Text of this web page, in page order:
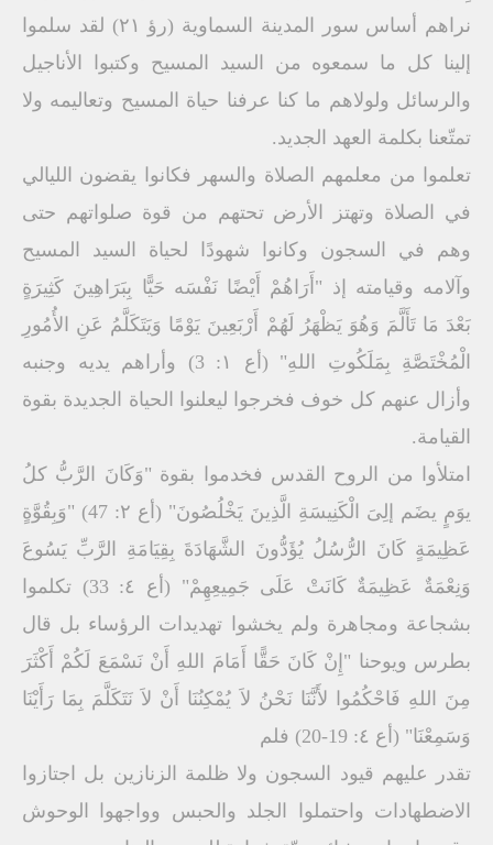
نراھم أساس سور المدینة السماویة (رؤ ۲۱) لقد سلموا
إلینا كل ما سمعوه من السید المسیح وكتبوا الأناجیل
والرسائل ولولاھم ما كنا عرفنا حیاة المسیح وتعالیمه ولا
تمتّعنا بكلمة العھد الجدید.
تعلموا من معلمھم الصلاة والسھر فكانوا یقضون اللیالي
في الصلاة وتھتز الأرض تحتھم من قوة صلواتھم حتى
وھم في السجون وكانوا شھودًا لحیاة السید المسیح
وآلامه وقیامته إذ "أَرَاھُمْ أَیْضًا نَفْسَه حَیًّا بِبَرَاھِینَ كَثِیرَةٍ
بَعْدَ مَا تَأَلَّمَ وَھُوَ یَظْھَرُ لَھُمْ أَرْبَعِینَ یَوْمًا وَیَتَكَلَّمُ عَنِ الأُمُورِ
الْمُخْتَصَّةِ بِمَلَكُوتِ اللهِ" (أع ۱: 3) وأراھم یدیه وجنبه
وأزال عنھم كل خوف فخرجوا لیعلنوا الحیاة الجدیدة بقوة
القیامة.
امتلأوا من الروح القدس فخدموا بقوة "وَكَانَ الرَّبُّ كلُ
یوَمٍ یضَم إلِىَ الْكَنِیسَةِ الَّذِینَ یَخْلُصُونَ" (أع ۲: 47) "وَبِقُوَّةٍ
عَظِیمَةٍ كَانَ الرُّسُلُ یُؤَدُّونَ الشَّھَادَةَ بِقِیَامَةِ الرَّبِّ یَسُوعَ
وَنِعْمَةٌ عَظِیمَةٌ كَانَتْ عَلَى جَمِیعِھِمْ" (أع ٤: 33) تكلموا
بشجاعة ومجاھرة ولم یخشوا تھدیدات الرؤساء بل قال
بطرس ویوحنا "إِنْ كَانَ حَقًّا أَمَامَ اللهِ أَنْ نَسْمَعَ لَكُمْ أَكْثَرَ
مِنَ اللهِ فَاحْكُمُوا لأَنَّنَا نَحْنُ لاَ یُمْكِنُنَا أَنْ لاَ نَتَكَلَّمَ بِمَا رَأَیْنَا
وَسَمِعْنَا" (أع ٤: 19-20) فلم
تقدر علیھم قیود السجون ولا ظلمة الزنازین بل اجتازوا
الاضطھادات واحتملوا الجلد والحبس وواجھوا الوحوش